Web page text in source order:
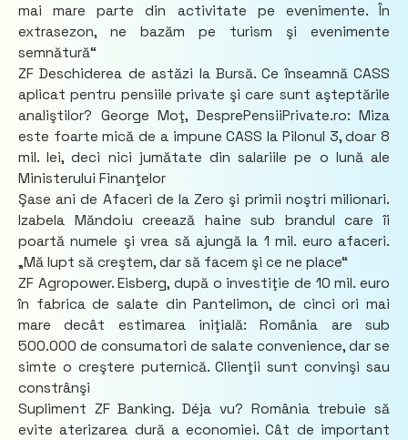
mai mare parte din activitate pe evenimente. În
extrasezon, ne bazăm pe turism şi evenimente
semnătură“
ZF Deschiderea de astăzi la Bursă. Ce înseamnă CASS
aplicat pentru pensiile private şi care sunt aşteptările
analiştilor? George Moţ, DesprePensiiPrivate.ro: Miza
este foarte mică de a impune CASS la Pilonul 3, doar 8
mil. lei, deci nici jumătate din salariile pe o lună ale
Ministerului Finanţelor
Şase ani de Afaceri de la Zero şi primii noştri milionari.
Izabela Măndoiu creează haine sub brandul care îi
poartă numele şi vrea să ajungă la 1 mil. euro afaceri.
„Mă lupt să creştem, dar să facem şi ce ne place“
ZF Agropower. Eisberg, după o investiţie de 10 mil. euro
în fabrica de salate din Pantelimon, de cinci ori mai
mare decât estimarea iniţială: România are sub
500.000 de consumatori de salate convenience, dar se
simte o creştere puternică. Clienţii sunt convinşi sau
constrânşi
Supliment ZF Banking. Déja vu? România trebuie să
evite aterizarea dură a economiei. Cât de important